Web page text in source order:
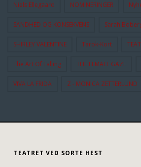
Niels Ellegaard NOMINERINGER
SANDHED OG KONSEKVENS Sarah
SHIRLEY VALENTINE Tarok-Kort
The Art Of Falling THE FEMALE GAZE
VIVA LA FRIDA Z - MONICA ZETTERLUND
TEATRET VED SORTE HEST